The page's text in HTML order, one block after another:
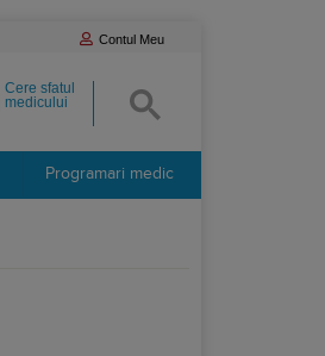
Contul Meu
Cere sfatul
medicului
Programari medic